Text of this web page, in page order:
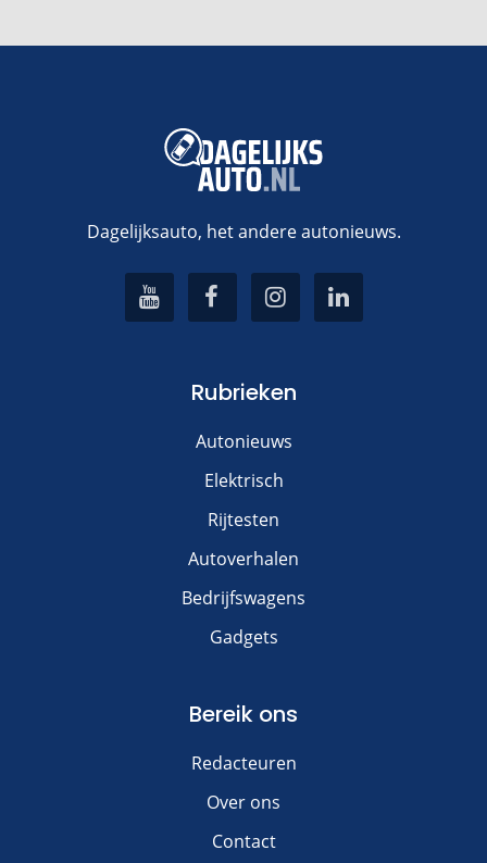
Dagelijksauto, het andere autonieuws.
Rubrieken
Autonieuws
Elektrisch
Rijtesten
Autoverhalen
Bedrijfswagens
Gadgets
Bereik ons
Redacteuren
Over ons
Contact